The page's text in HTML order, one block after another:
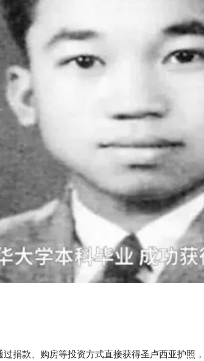
捐款、购房等投资方式直接获得圣卢西亚护照